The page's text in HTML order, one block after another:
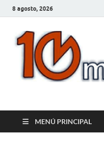
8 agosto, 2026
MENÚ PRINCIPAL